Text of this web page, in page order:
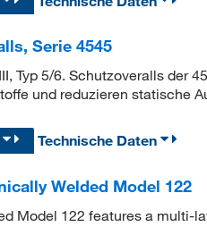
Serie 4545
Typ 5/6. Schutzoveralls der
und reduzieren statische
Technische Daten
Welded Model 122
Model 122 features a multi-